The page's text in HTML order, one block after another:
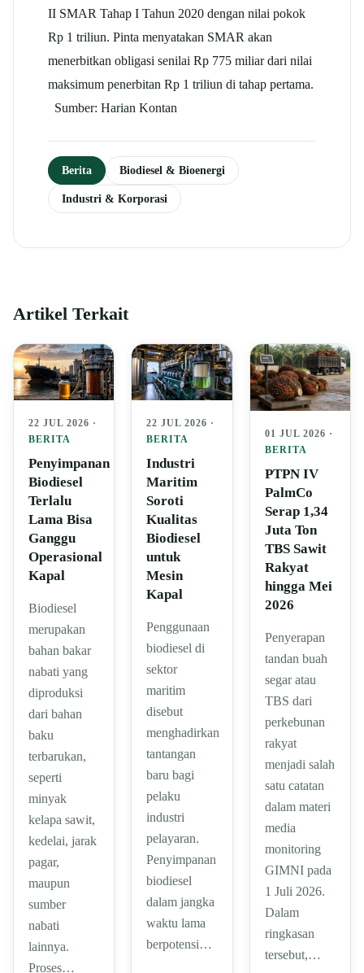
II SMAR Tahap I Tahun 2020 dengan nilai pokok
Rp 1 triliun. Pinta menyatakan SMAR akan
menerbitkan obligasi senilai Rp 775 miliar dari nilai
maksimum penerbitan Rp 1 triliun di tahap pertama.
Sumber: Harian Kontan
Berita Biodiesel & Bioenergi
Industri & Korporasi
Artikel Terkait
22 JUL 2026 ·
BERITA
Penyimpanan
Biodiesel
Terlalu
Lama Bisa
Ganggu
Operasional
Kapal
Biodiesel
merupakan
bahan bakar
nabati yang
diproduksi
dari bahan
baku
terbarukan,
seperti
minyak
kelapa sawit,
kedelai, jarak
pagar,
maupun
sumber
nabati
lainnya.
Proses…
22 JUL 2026 ·
BERITA
Industri
Maritim
Soroti
Kualitas
Biodiesel
untuk
Mesin
Kapal
Penggunaan
biodiesel di
sektor
maritim
disebut
menghadirkan
tantangan
baru bagi
pelaku
industri
pelayaran.
Penyimpanan
biodiesel
dalam jangka
waktu lama
berpotensi…
01 JUL 2026 ·
BERITA
PTPN IV
PalmCo
Serap 1,34
Juta Ton
TBS Sawit
Rakyat
hingga Mei
2026
Penyerapan
tandan buah
segar atau
TBS dari
perkebunan
rakyat
menjadi salah
satu catatan
dalam materi
media
monitoring
GIMNI pada
1 Juli 2026.
Dalam
ringkasan
tersebut,…